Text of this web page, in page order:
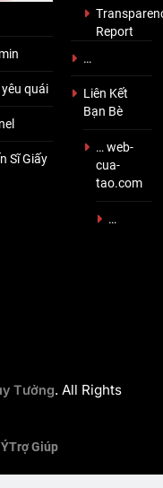
quái
Sĩ Giấy
Report
…
Liên Kết
Bạn Bè
… web-
cua-
tao.com
…
Tưởng. All Rights
Trợ Giúp